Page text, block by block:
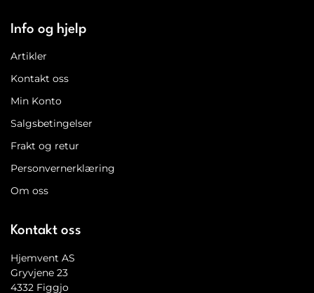
Info og hjelp
Artikler
Kontakt oss
Min Konto
Salgsbetingelser
Frakt og retur
Personvernerklæring
Om oss
Kontakt oss
Hjemvent AS
Gryvjene 23
4332 Figgjo